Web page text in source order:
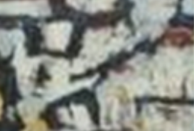
constante investigação formal e uma
particular à materialidade da obra.